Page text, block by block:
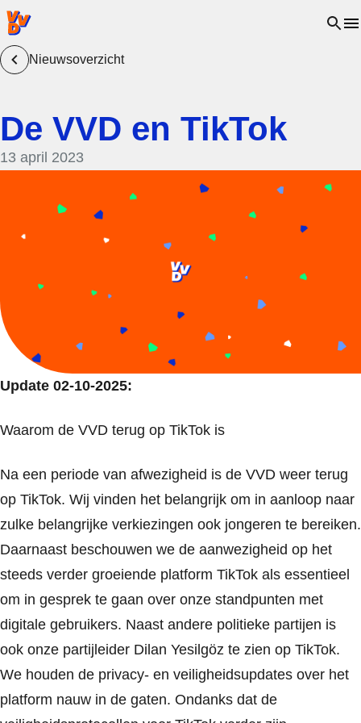
VVD.nl - Ga naar de homepage Open
Nieuwsoverzicht
De VVD en TikTok
13 april 2023
Update 02-10-2025:
Waarom de VVD terug op TikTok is
Na een periode van afwezigheid is de VVD weer terug
op TikTok. Wij vinden het belangrijk om in aanloop naar
zulke belangrijke verkiezingen ook jongeren te bereiken.
Daarnaast beschouwen we de aanwezigheid op het
steeds verder groeiende platform TikTok als essentieel
om in gesprek te gaan over onze standpunten met
digitale gebruikers. Naast andere politieke partijen is
ook onze partijleider Dilan Yesilgöz te zien op TikTok.
We houden de privacy- en veiligheidsupdates over het
platform nauw in de gaten. Ondanks dat de